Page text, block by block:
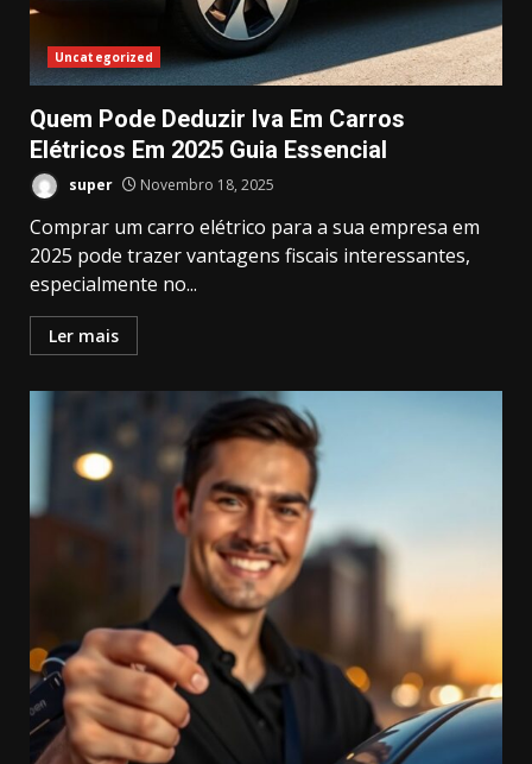
Uncategorized
Quem Pode Deduzir Iva Em Carros
Elétricos Em 2025 Guia Essencial
super Novembro 18, 2025
Comprar um carro elétrico para a sua empresa em
2025 pode trazer vantagens fiscais interessantes,
especialmente no...
Ler mais